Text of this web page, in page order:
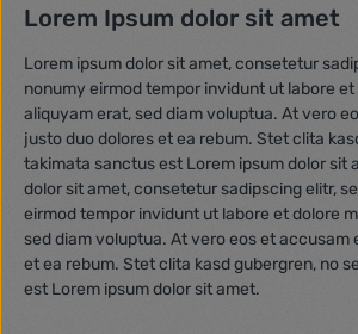
Lorem Ipsum dolor sit amet
Lorem ipsum dolor sit amet, consetetur
nonumy eirmod tempor invidunt ut labore et
aliquyam erat, sed diam voluptua. At vero
justo duo dolores et ea rebum. Stet clita
takimata sanctus est Lorem ipsum dolor sit
dolor sit amet, consetetur sadipscing elitr,
eirmod tempor invidunt ut labore et dolore
sed diam voluptua. At vero eos et accusam
et ea rebum. Stet clita kasd gubergren, no
est Lorem ipsum dolor sit amet.